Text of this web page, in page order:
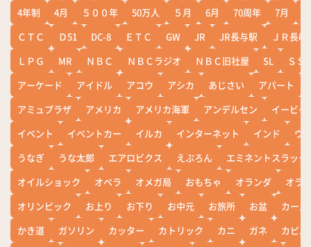
4年制
4月 ５００年 50万人 ５月 6月 70周年 7月
ＣＴＣ
Ｄ51 DC-8 ＥＴＣ GW JR JR長与駅
ＪＲ長崎
ＬＰＧ
MR ＮＢＣ ＮＢＣラジオ ＮＢＣ旧社屋 SL
ＳＳ
アーケード
アイドル アコウ アシカ あじさい アパート
アミュプラザ
アメリカ アメリカ海軍 アンデルセン
イービー
イベント
イベントカー イルカ インターネット インド
ウ
うなぎ
うな太郎 エアロビクス えぷろん
エミネントスラック
オイルショック
オペラ オメガ局 おもちゃ オランダ
オラ
オリンピック
お上り お下り お中元 お旅所 お盆
カー
かき道
ガソリン カッター カトリック カニ ガネ
カピバ